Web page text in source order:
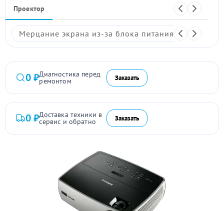
Проектор
Мерцание экрана из-за блока питания
0 ₽Диагностика перед
ремонтом Заказать
0 ₽Доставка техники в
сервис и обратно Заказать